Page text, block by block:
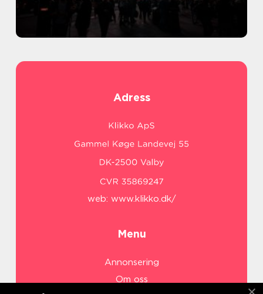
Adress
web: www.klikko.dk/
Menu
Annonsering
Om oss